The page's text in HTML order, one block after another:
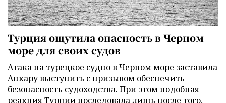
Турция ощутила опасность в Черном
море для своих судов
Атака на турецкое судно в Черном море заставила
Анкару выступить с призывом обеспечить
безопасность судоходства. При этом подобная
реакция Турции последовала лишь после того,